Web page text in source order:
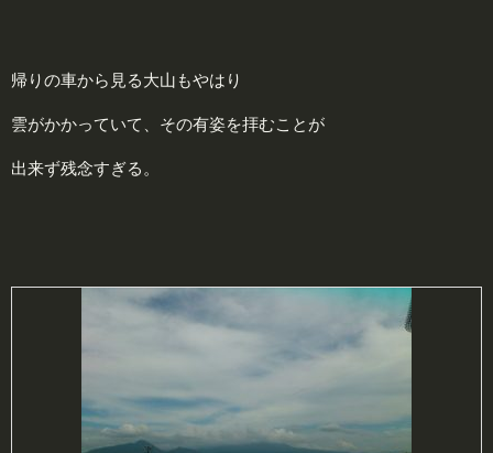
帰りの車から見る大山もやはり
雲がかかっていて、その有姿を拝むことが
出来ず残念すぎる。